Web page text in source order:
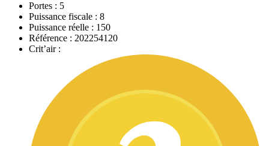
Portes : 5
Puissance fiscale : 8
Puissance réelle : 150
Référence : 202254120
Crit’air :